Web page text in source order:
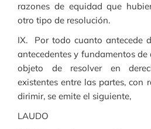
razones de equidad que
otro tipo de resolución.
IX. Por todo cuanto antecede
antecedentes y fundamentos de
objeto de resolver en
existentes entre las partes, con
dirimir, se emite el siguiente,
LAUDO